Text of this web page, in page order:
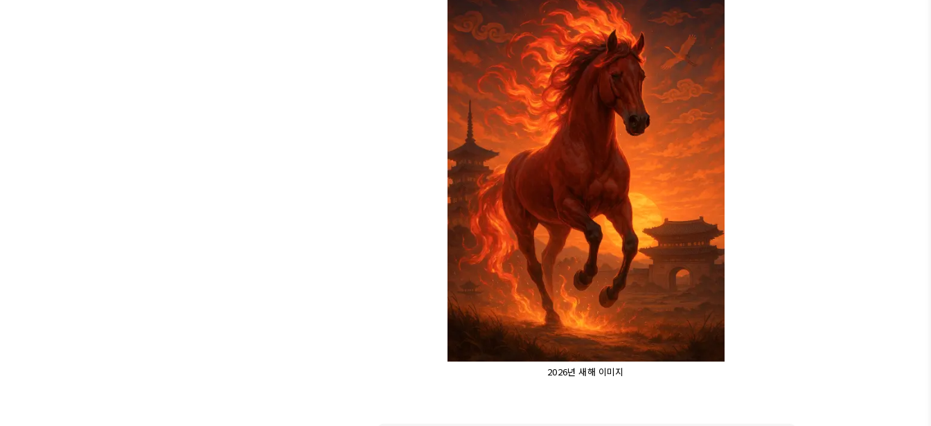
2026년 새해 이미지